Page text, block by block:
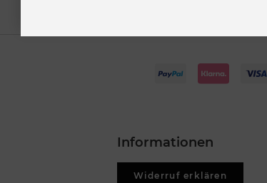
Informationen
Widerruf erklären